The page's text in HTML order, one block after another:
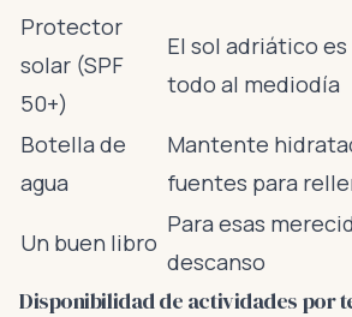
Protector
solar (SPF
50+)
El sol adriático
todo al mediodía
Botella de
agua
Mantente
fuentes para
Un buen libro
Para esas
descanso
Disponibilidad de actividades por